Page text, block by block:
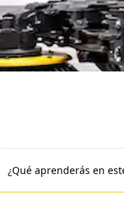
¿Qué aprenderás en